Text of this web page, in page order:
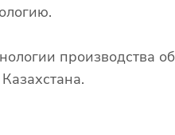
производства